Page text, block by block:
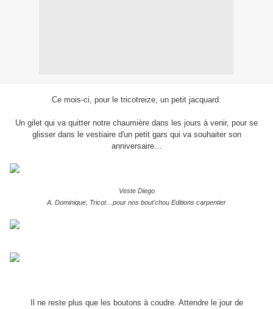
Ce mois-ci, pour le tricotreize, un petit jacquard.
Un gilet qui va quitter notre chaumière dans les jours à venir, pour se
glisser dans le vestiaire d'un petit gars qui va souhaiter son
anniversaire…
Veste Diego
A. Dominique, Tricot…pour nos bout'chou Editions carpentier
Il ne reste plus que les boutons à coudre. Attendre le jour de